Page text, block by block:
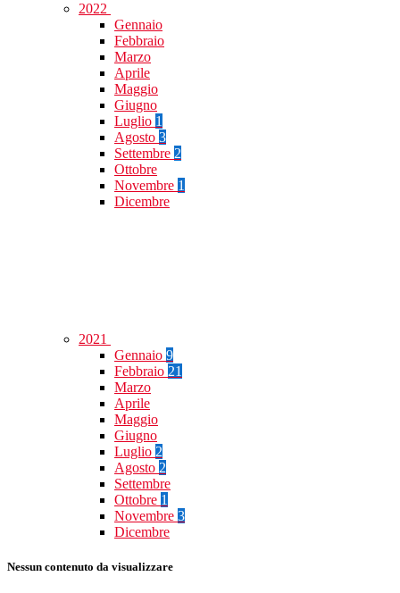
2022
Gennaio
Febbraio
Marzo
Aprile
Maggio
Giugno
Luglio 1
Agosto 3
Settembre 2
Ottobre
Novembre 1
Dicembre
2021
Gennaio 9
Febbraio 21
Marzo
Aprile
Maggio
Giugno
Luglio 2
Agosto 2
Settembre
Ottobre 1
Novembre 3
Dicembre
Nessun contenuto da visualizzare